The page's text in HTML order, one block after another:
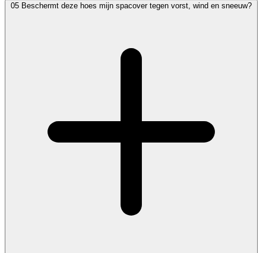
05 Beschermt deze hoes mijn spacover tegen vorst, wind en sneeuw?